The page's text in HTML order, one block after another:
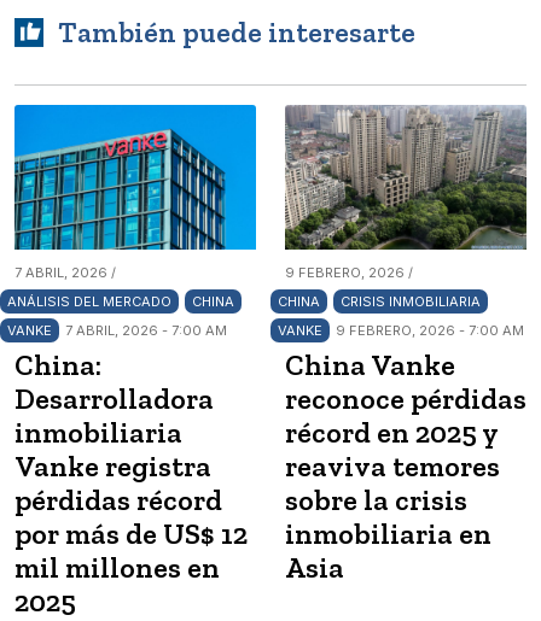
También puede interesarte
7 ABRIL, 2026 /
ANÁLISIS DEL MERCADO
CHINA
VANKE
7 ABRIL, 2026 - 7:00 AM
China:
Desarrolladora
inmobiliaria
Vanke registra
pérdidas récord
por más de US$ 12
mil millones en
2025
9 FEBRERO, 2026 /
CHINA
CRISIS INMOBILIARIA
VANKE
9 FEBRERO, 2026 - 7:00 AM
China Vanke
reconoce pérdidas
récord en 2025 y
reaviva temores
sobre la crisis
inmobiliaria en
Asia